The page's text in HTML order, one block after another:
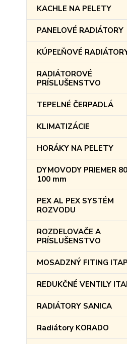
KACHLE NA PELETY
PANELOVÉ RADIÁTORY
KÚPEĽŇOVÉ
RADIÁTOROVÉ
PRÍSLUŠENSTVO
TEPELNÉ ČERPADLÁ
KLIMATIZÁCIE
HORÁKY NA PELETY
DYMOVODY PRIEMER
100 mm
PEX AL PEX SYSTÉM
ROZVODU
ROZDELOVAČE A
PRÍSLUŠENSTVO
MOSADZNÝ FITING ITAP
REDUKČNÉ VENTILY
RADIÁTORY SANICA
Radiátory KORADO